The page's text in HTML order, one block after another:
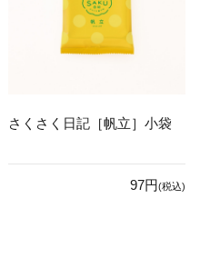
さくさく日記［帆立］小袋
97円(税込)